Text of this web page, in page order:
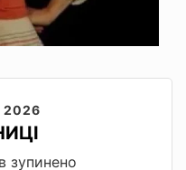
зупинено